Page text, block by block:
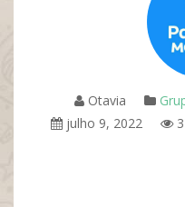
Otavia
julho 9, 2022